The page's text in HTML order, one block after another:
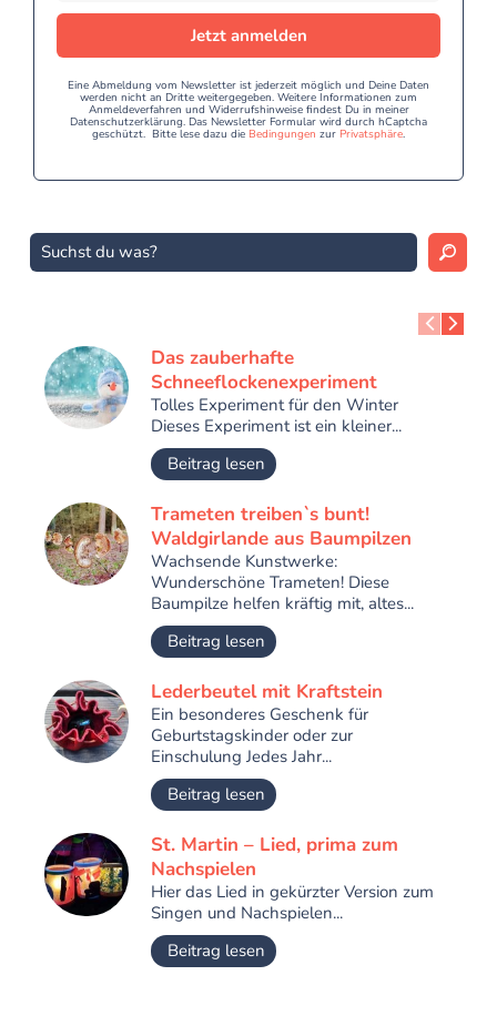
Jetzt anmelden
Eine Abmeldung vom Newsletter ist jederzeit möglich und Deine Daten
werden nicht an Dritte weitergegeben. Weitere Informationen zum
Anmeldeverfahren und Widerrufshinweise findest Du in meiner
Datenschutzerklärung. Das Newsletter Formular wird durch hCaptcha
geschützt. Bitte lese dazu die Bedingungen zur Privatsphäre.
Das zauberhafte
Schneeflockenexperiment
Tolles Experiment für den Winter
Dieses Experiment ist ein kleiner...
Beitrag lesen
Trameten treiben`s bunt!
Waldgirlande aus Baumpilzen
Wachsende Kunstwerke:
Wunderschöne Trameten! Diese
Baumpilze helfen kräftig mit, altes...
Beitrag lesen
Lederbeutel mit Kraftstein
Ein besonderes Geschenk für
Geburtstagskinder oder zur
Einschulung Jedes Jahr...
Beitrag lesen
St. Martin – Lied, prima zum
Nachspielen
Hier das Lied in gekürzter Version zum
Singen und Nachspielen...
Beitrag lesen